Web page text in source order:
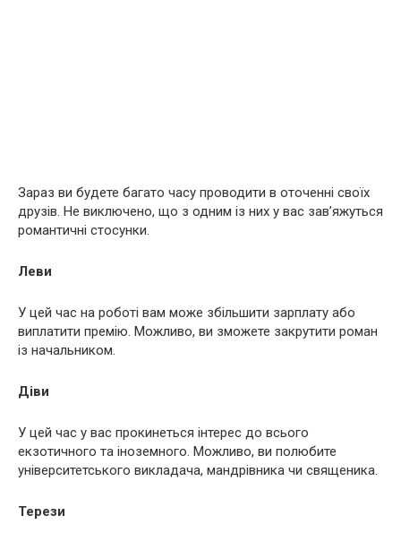
Зараз ви будете багато часу проводити в оточенні своїх
друзів. Не виключено, що з одним із них у вас зав’яжуться
романтичні стосунки.
Леви
У цей час на роботі вам може збільшити зарплату або
виплатити премію. Можливо, ви зможете закрутити роман
із начальником.
Діви
У цей час у вас прокинеться інтерес до всього
екзотичного та іноземного. Можливо, ви полюбите
університетського викладача, мандрівника чи священика.
Терези